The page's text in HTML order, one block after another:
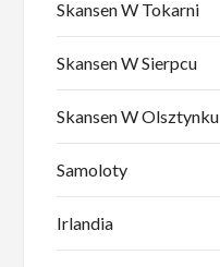
Skansen W Tokarni
Skansen W Sierpcu
Skansen W Olsztynku
Samoloty
Irlandia